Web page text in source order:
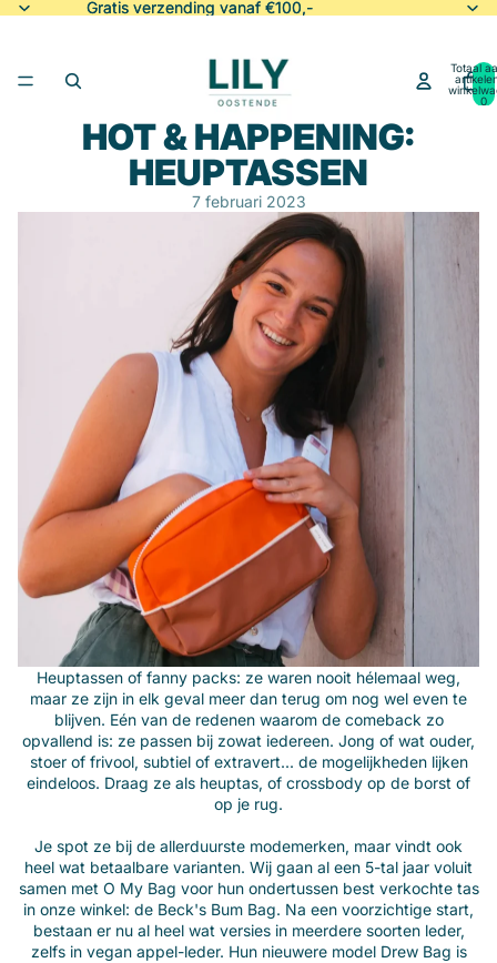
Gratis verzending vanaf €100,-
Gratis verzending vanaf €100,-
Totaal
0
HOT & HAPPENING:
HEUPTASSEN
7 februari 2023
Heuptassen of fanny packs: ze waren nooit hélemaal weg,
maar ze zijn in elk geval meer dan terug om nog wel even te
blijven. Eén van de redenen waarom de comeback zo
opvallend is: ze passen bij zowat iedereen. Jong of wat ouder,
stoer of frivool, subtiel of extravert... de mogelijkheden lijken
eindeloos. Draag ze als heuptas, of crossbody op de borst of
op je rug.
Je spot ze bij de allerduurste modemerken, maar vindt ook
heel wat betaalbare varianten. Wij gaan al een 5-tal jaar voluit
samen met O My Bag voor hun ondertussen best verkochte tas
in onze winkel: de Beck's Bum Bag. Na een voorzichtige start,
bestaan er nu al heel wat versies in meerdere soorten leder,
zelfs in vegan appel-leder. Hun nieuwere model Drew Bag is